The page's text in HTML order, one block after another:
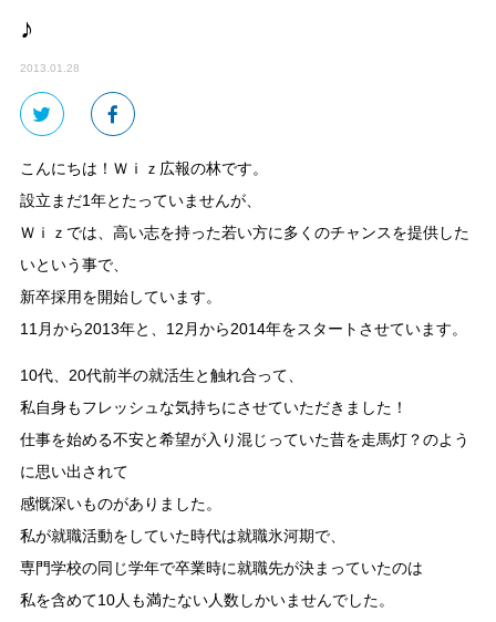
♪
2013.01.28
こんにちは！Ｗｉｚ広報の林です。
設立まだ1年とたっていませんが、
Ｗｉｚでは、高い志を持った若い方に多くのチャンスを提供した
いという事で、
新卒採用を開始しています。
11月から2013年と、12月から2014年をスタートさせています。
10代、20代前半の就活生と触れ合って、
私自身もフレッシュな気持ちにさせていただきました！
仕事を始める不安と希望が入り混じっていた昔を走馬灯？のよう
に思い出されて
感慨深いものがありました。
私が就職活動をしていた時代は就職氷河期で、
専門学校の同じ学年で卒業時に就職先が決まっていたのは
私を含めて10人も満たない人数しかいませんでした。